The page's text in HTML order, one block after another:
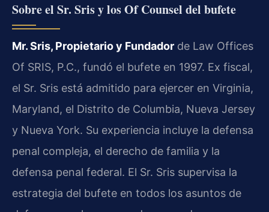
Sobre el Sr. Sris y los Of Counsel del bufete
Mr. Sris, Propietario y Fundador de Law Offices
Of SRIS, P.C., fundó el bufete en 1997. Ex fiscal,
el Sr. Sris está admitido para ejercer en Virginia,
Maryland, el Distrito de Columbia, Nueva Jersey
y Nueva York. Su experiencia incluye la defensa
penal compleja, el derecho de familia y la
defensa penal federal. El Sr. Sris supervisa la
estrategia del bufete en todos los asuntos de